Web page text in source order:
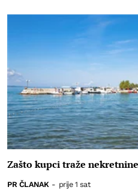
Zašto kupci traže
PR ČLANAK - prije 1 sat